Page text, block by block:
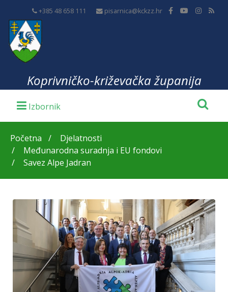
+385 48 658 111 pisarnica@kckzz.hr
Koprivničko-križevačka županija
Početna
Djelatnosti
Međunarodna suradnja i EU fondovi
Savez Alpe Jadran